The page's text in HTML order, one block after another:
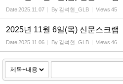
Date2025.11.07 By 김석현_GLB Views 45
2025년 11월 6일(목) 신문스크랩
Date2025.11.06 By 김석현_GLB Views 46